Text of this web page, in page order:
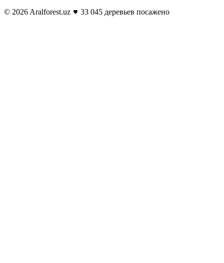
© 2026 Aralforest.uz
33 045 деревьев посажено